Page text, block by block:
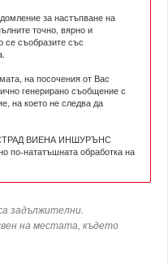
за настъпване на
точно, вярно и
се съобразите със
на посочения от Вас
генерирано съобщение с
на което не следва да
ВИЕНА ИНШУРЪНС
по-нататъшната обработка на
задължителни.
на местата, където